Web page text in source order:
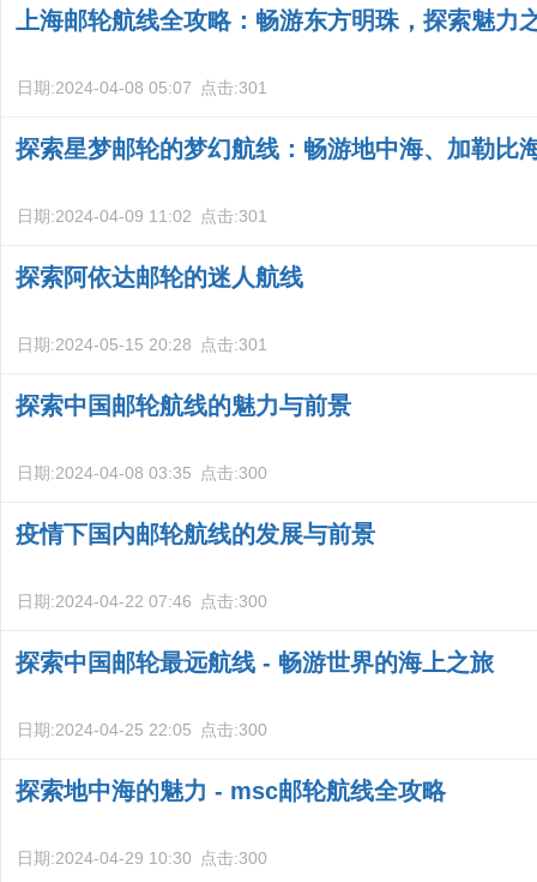
上海邮轮航线全攻略：畅游东方明珠，探索魅力
日期:2024-04-08 05:07 点击:301
探索星梦邮轮的梦幻航线：畅游地中海、加勒比
日期:2024-04-09 11:02 点击:301
探索阿依达邮轮的迷人航线
日期:2024-05-15 20:28 点击:301
探索中国邮轮航线的魅力与前景
日期:2024-04-08 03:35 点击:300
疫情下国内邮轮航线的发展与前景
日期:2024-04-22 07:46 点击:300
探索中国邮轮最远航线 - 畅游世界的海上之旅
日期:2024-04-25 22:05 点击:300
探索地中海的魅力 - msc邮轮航线全攻略
日期:2024-04-29 10:30 点击:300